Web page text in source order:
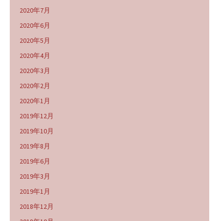
2020年7月
2020年6月
2020年5月
2020年4月
2020年3月
2020年2月
2020年1月
2019年12月
2019年10月
2019年8月
2019年6月
2019年3月
2019年1月
2018年12月